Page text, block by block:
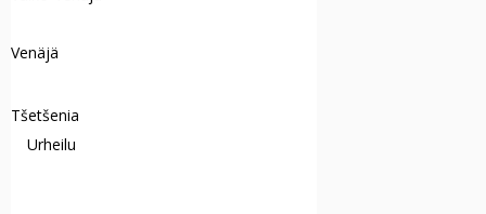
Venäjä
Tšetšenia
Urheilu